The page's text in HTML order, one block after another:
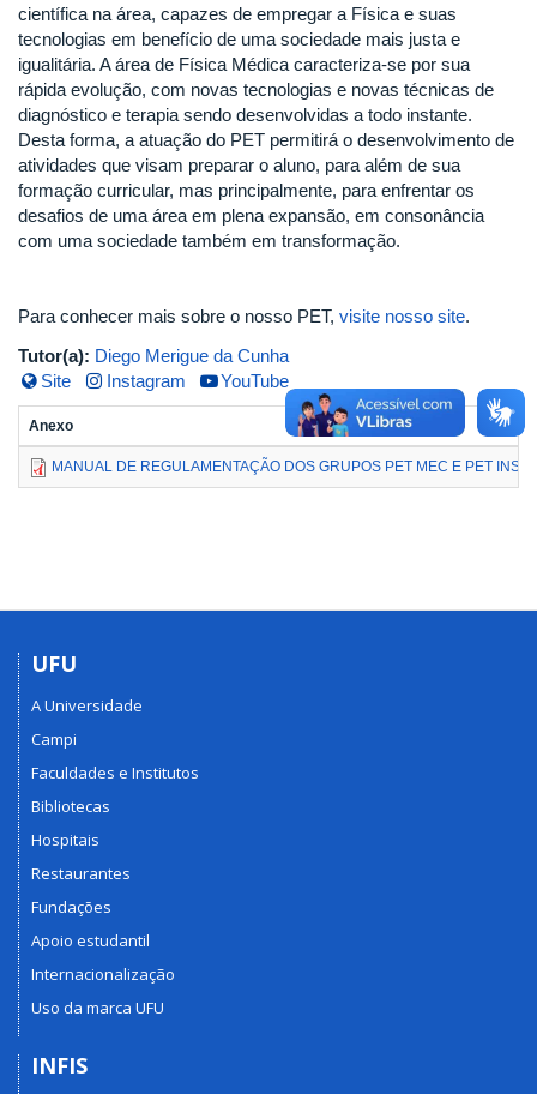
científica na área, capazes de empregar a Física e suas
tecnologias em benefício de uma sociedade mais justa e
igualitária. A área de Física Médica caracteriza-se por sua
rápida evolução, com novas tecnologias e novas técnicas de
diagnóstico e terapia sendo desenvolvidas a todo instante.
Desta forma, a atuação do PET permitirá o desenvolvimento de
atividades que visam preparar o aluno, para além de sua
formação curricular, mas principalmente, para enfrentar os
desafios de uma área em plena expansão, em consonância
com uma sociedade também em transformação.
Para conhecer mais sobre o nosso PET, visite nosso site.
Tutor(a): Diego Merigue da Cunha
Site
Instagram YouTube
Anexo
MANUAL DE REGULAMENTAÇÃO DOS GRUPOS PET MEC E PET
UFU
A Universidade
Campi
Faculdades e Institutos
Bibliotecas
Hospitais
Restaurantes
Fundações
Apoio estudantil
Internacionalização
Uso da marca UFU
INFIS